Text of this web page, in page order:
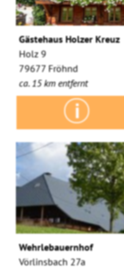
Gästehaus Holzer Kreuz
Holz 9
79677 Fröhnd
ca. 15 km entfernt
Wehrlebauernhof
Vörlinsbach 27a